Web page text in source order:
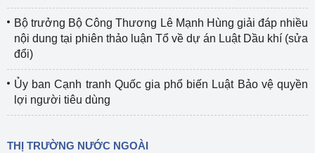
Bộ trưởng Bộ Công Thương Lê Mạnh Hùng giải đáp nhiều
nội dung tại phiên thảo luận Tổ về dự án Luật Dầu khí (sửa
đổi)
Ủy ban Cạnh tranh Quốc gia phổ biến Luật Bảo vệ quyền
lợi người tiêu dùng
THỊ TRƯỜNG NƯỚC NGOÀI